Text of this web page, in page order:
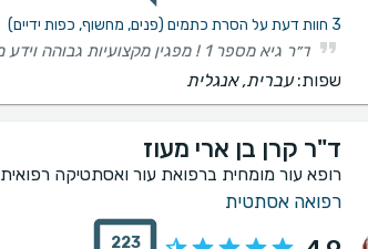
3 חוות דעת על הסרת כתמים (פנים, מחשוף, כפות ידיים)
שפות:עברית, אנגלית
ד"ר קרן בן ארי מעוז
רופא עור מומחית ברפואת עור ואסתטיקה רפואית
רפואה אסתטית
223